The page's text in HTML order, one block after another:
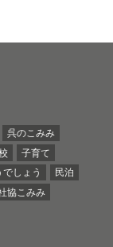
呉のこみみ
子育て
しょう
民泊
協こみみ